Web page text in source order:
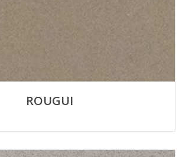
ROUGUI